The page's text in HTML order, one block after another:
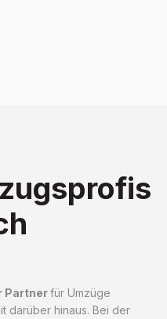
Partnerfür Umzüge
darüber hinaus. Bei der